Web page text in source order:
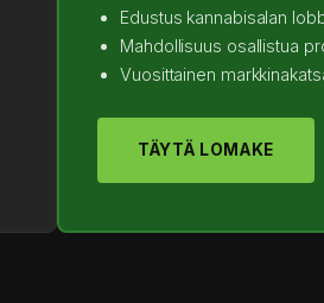
Edustus kannabisalan
Mahdollisuus osallistua
Vuosittainen
TÄYTÄ LOMAKE